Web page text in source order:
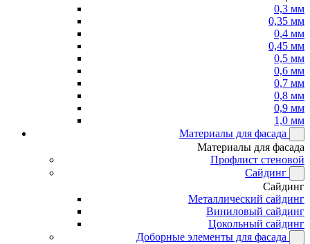
0,3 мм
0,35 мм
0,4 мм
0,45 мм
0,5 мм
0,6 мм
0,7 мм
0,8 мм
0,9 мм
1,0 мм
Материалы для фасада
Материалы для фасада
Профлист стеновой
Сайдинг
Сайдинг
Металлический сайдинг
Виниловый сайдинг
Цокольный сайдинг
Доборные элементы для фасада